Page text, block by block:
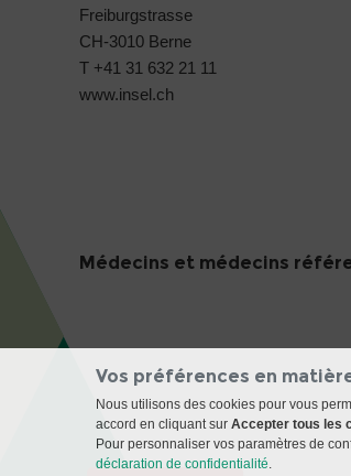
Freiburgstrasse
CH-3010 Berne
T +41 31 632 21 11
www.insel.ch
Médecins et médecins
Vos préférences en
Nous utilisons des cookies pour vous
accord en cliquant sur Accepter tous les
Pour personnaliser vos paramètres de
déclaration de confidentialité.